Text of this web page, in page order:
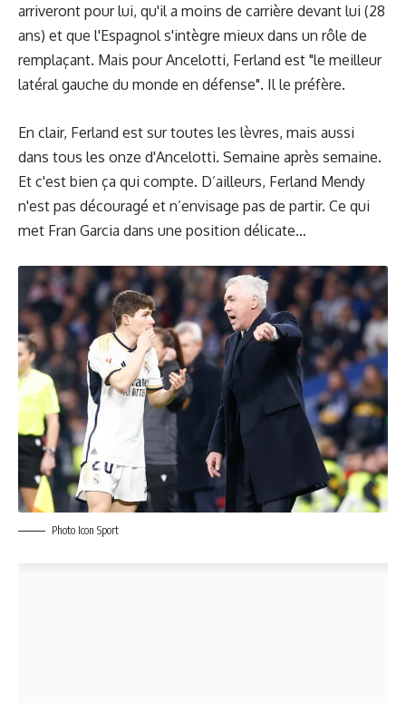
arriveront pour lui, qu'il a moins de carrière devant lui (28
ans) et que l'Espagnol s'intègre mieux dans un rôle de
remplaçant. Mais pour Ancelotti, Ferland est "le meilleur
latéral gauche du monde en défense". Il le préfère.
En clair, Ferland est sur toutes les lèvres, mais aussi
dans tous les onze d'Ancelotti. Semaine après semaine.
Et c'est bien ça qui compte. D’ailleurs, Ferland Mendy
n'est pas découragé et n’envisage pas de partir. Ce qui
met Fran Garcia dans une position délicate…
Photo Icon Sport